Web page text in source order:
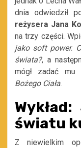
dnia odwiedził
reżysera Jana
na trzy części.
jako soft power.
świata?, a
mógł zadać mu
Bożego Ciała.
światu
Z niewielkim